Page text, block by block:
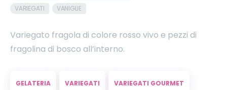
VARIEGATI
VANIGLIE
Variegato fragola di colore rosso vivo e pezzi di
fragolina di bosco all’interno.
GELATERIA VARIEGATI VARIEGATI GOURMET